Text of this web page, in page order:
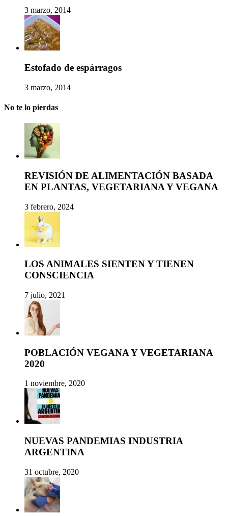
3 marzo, 2014
Estofado de espárragos
3 marzo, 2014
No te lo pierdas
REVISIÓN DE ALIMENTACIÓN BASADA
EN PLANTAS, VEGETARIANA Y VEGANA
3 febrero, 2024
LOS ANIMALES SIENTEN Y TIENEN
CONSCIENCIA
7 julio, 2021
POBLACIÓN VEGANA Y VEGETARIANA
2020
1 noviembre, 2020
NUEVAS PANDEMIAS INDUSTRIA
ARGENTINA
31 octubre, 2020